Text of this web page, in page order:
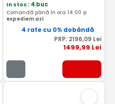
In stoc: 4 buc
Comandă până în ora 14:00 și
expediem azi
4 rate cu 0% dobândă
PRP: 2196,09 Lei
1499,99 Lei